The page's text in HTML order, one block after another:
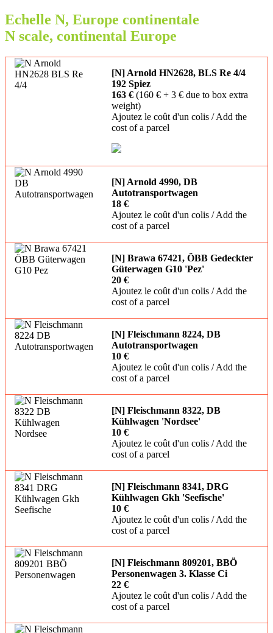
Echelle N, Europe continentale
N scale, continental Europe
[N] Arnold HN2628, BLS Re 4/4
192 Spiez
163 € (160 € + 3 € due to box extra
weight)
Ajoutez le coût d'un colis / Add the
cost of a parcel
[N] Arnold 4990, DB
Autotransportwagen
18 €
Ajoutez le coût d'un colis / Add the
cost of a parcel
[N] Brawa 67421, ÖBB Gedeckter
Güterwagen G10 'Pez'
20 €
Ajoutez le coût d'un colis / Add the
cost of a parcel
[N] Fleischmann 8224, DB
Autotransportwagen
10 €
Ajoutez le coût d'un colis / Add the
cost of a parcel
[N] Fleischmann 8322, DB
Kühlwagen 'Nordsee'
10 €
Ajoutez le coût d'un colis / Add the
cost of a parcel
[N] Fleischmann 8341, DRG
Kühlwagen Gkh 'Seefische'
10 €
Ajoutez le coût d'un colis / Add the
cost of a parcel
[N] Fleischmann 809201, BBÖ
Personenwagen 3. Klasse Ci
22 €
Ajoutez le coût d'un colis / Add the
cost of a parcel